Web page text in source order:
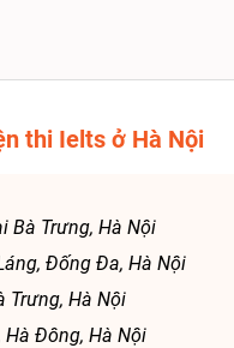
thi Ielts ở Hà Nội
Bà Trưng, Hà Nội
Đống Đa, Hà Nội
Trưng, Hà Nội
Hà Đông, Hà Nội